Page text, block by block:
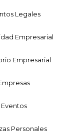
Legales
Empresarial
Empresarial
Eventos
Personales